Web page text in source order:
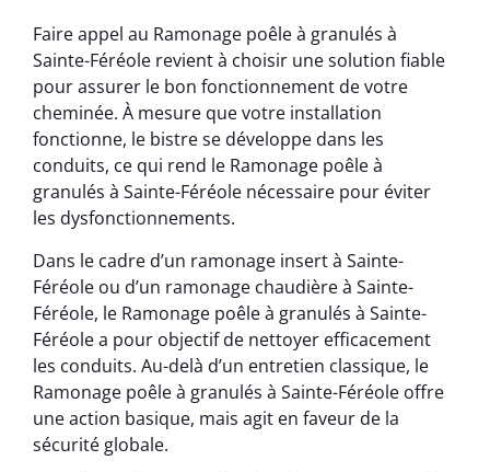
Faire appel au Ramonage poêle à granulés à
Sainte-Féréole revient à choisir une solution fiable
pour assurer le bon fonctionnement de votre
cheminée. À mesure que votre installation
fonctionne, le bistre se développe dans les
conduits, ce qui rend le Ramonage poêle à
granulés à Sainte-Féréole nécessaire pour éviter
les dysfonctionnements.
Dans le cadre d’un ramonage insert à Sainte-
Féréole ou d’un ramonage chaudière à Sainte-
Féréole, le Ramonage poêle à granulés à Sainte-
Féréole a pour objectif de nettoyer efficacement
les conduits. Au-delà d’un entretien classique, le
Ramonage poêle à granulés à Sainte-Féréole offre
une action basique, mais agit en faveur de la
sécurité globale.